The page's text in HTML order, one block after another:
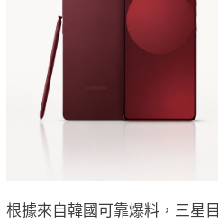
根據來自韓國可靠爆料，三星目